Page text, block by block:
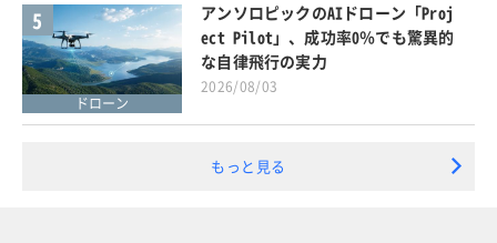
5
ドローン
アンソロピックのAIドローン「Proj
ect Pilot」、成功率0％でも驚異的
な自律飛行の実力
2026/08/03
もっと見る